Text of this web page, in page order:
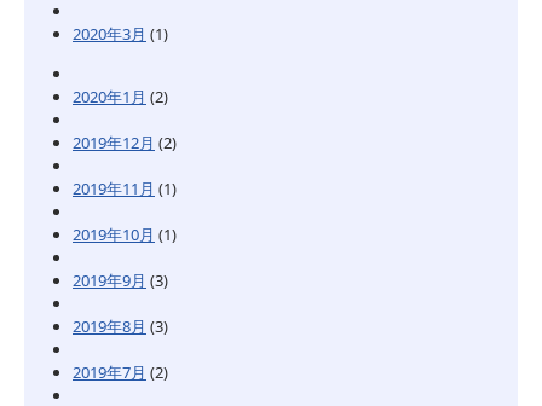
2020年3月 (1)
2020年1月 (2)
2019年12月 (2)
2019年11月 (1)
2019年10月 (1)
2019年9月 (3)
2019年8月 (3)
2019年7月 (2)